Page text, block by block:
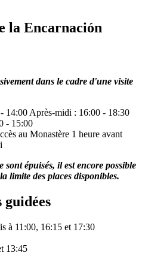
la Encarnación
dans le cadre d'une visite
14:00 Après-midi : 16:00 - 18:30
- 15:00
au Monastère 1 heure avant
sont épuisés, il est encore possible
limite des places disponibles.
à 11:00, 16:15 et 17:30
13:45